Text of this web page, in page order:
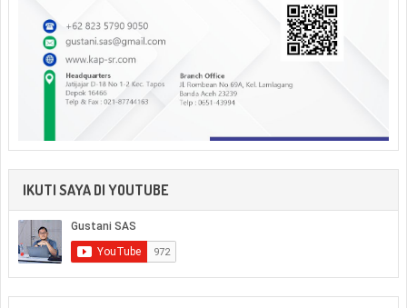
IKUTI SAYA DI YOUTUBE